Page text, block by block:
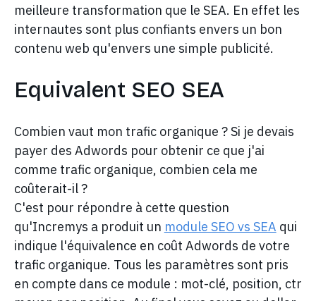
meilleure transformation que le SEA. En effet les
internautes sont plus confiants envers un bon
contenu web qu'envers une simple publicité.
Equivalent SEO SEA
Combien vaut mon trafic organique ? Si je devais
payer des Adwords pour obtenir ce que j'ai
comme trafic organique, combien cela me
coûterait-il ?
C'est pour répondre à cette question
qu'Incremys a produit un module SEO vs SEA qui
indique l'équivalence en coût Adwords de votre
trafic organique. Tous les paramètres sont pris
en compte dans ce module : mot-clé, position, ctr